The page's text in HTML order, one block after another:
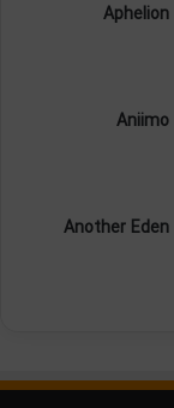
حداقل سیستم مورد نیاز بازی Another Eden